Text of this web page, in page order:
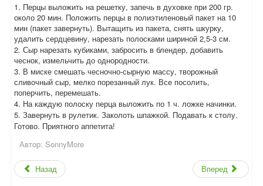
1. Перцы выложить на решетку, запечь в духовке при 200 гр.
около 20 мин. Положить перцы в полиэтиленовый пакет на 10
мин (пакет завернуть). Вытащить из пакета, снять шкурку,
удалить сердцевину, нарезать полосками шириной 2,5-3 см.
2. Сыр нарезать кубиками, забросить в блендер, добавить
чеснок, измельчить до однородности.
3. В миске смешать чесночно-сырную массу, творожный
сливочный сыр, мелко порезанный лук. Все посолить,
поперчить, перемешать.
4. На каждую полоску перца выложить по 1 ч. ложке начинки.
5. Завернуть в рулетик. Заколоть шпажкой. Подавать к столу.
Готово. Приятного аппетита!
Автор: SonnyMore
Назад Вперед